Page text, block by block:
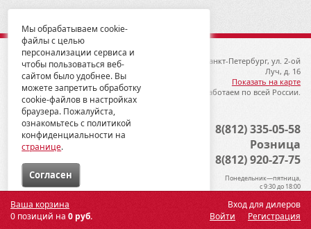
Ваша корзина
Вход для дилеров
0 позиций на 0 руб. Войти Регистрация
© 2012-2026 ГК Металлопродукция
192019, Санкт-Петербург, ул. 2-ой
Луч, д. 16
Показать на карте
Мы работаем по всей России.
8(812) 335-05-58
Розница
8(812) 920-27-75
Понедельник—пятница,
с 9:30 до 18:00
Мы обрабатываем cookie-
файлы с целью
персонализации сервиса и
чтобы пользоваться веб-
сайтом было удобнее. Вы
можете запретить обработку
cookie-файлов в настройках
браузера. Пожалуйста,
ознакомьтесь с политикой
конфиденциальности на
странице.
Cогласен